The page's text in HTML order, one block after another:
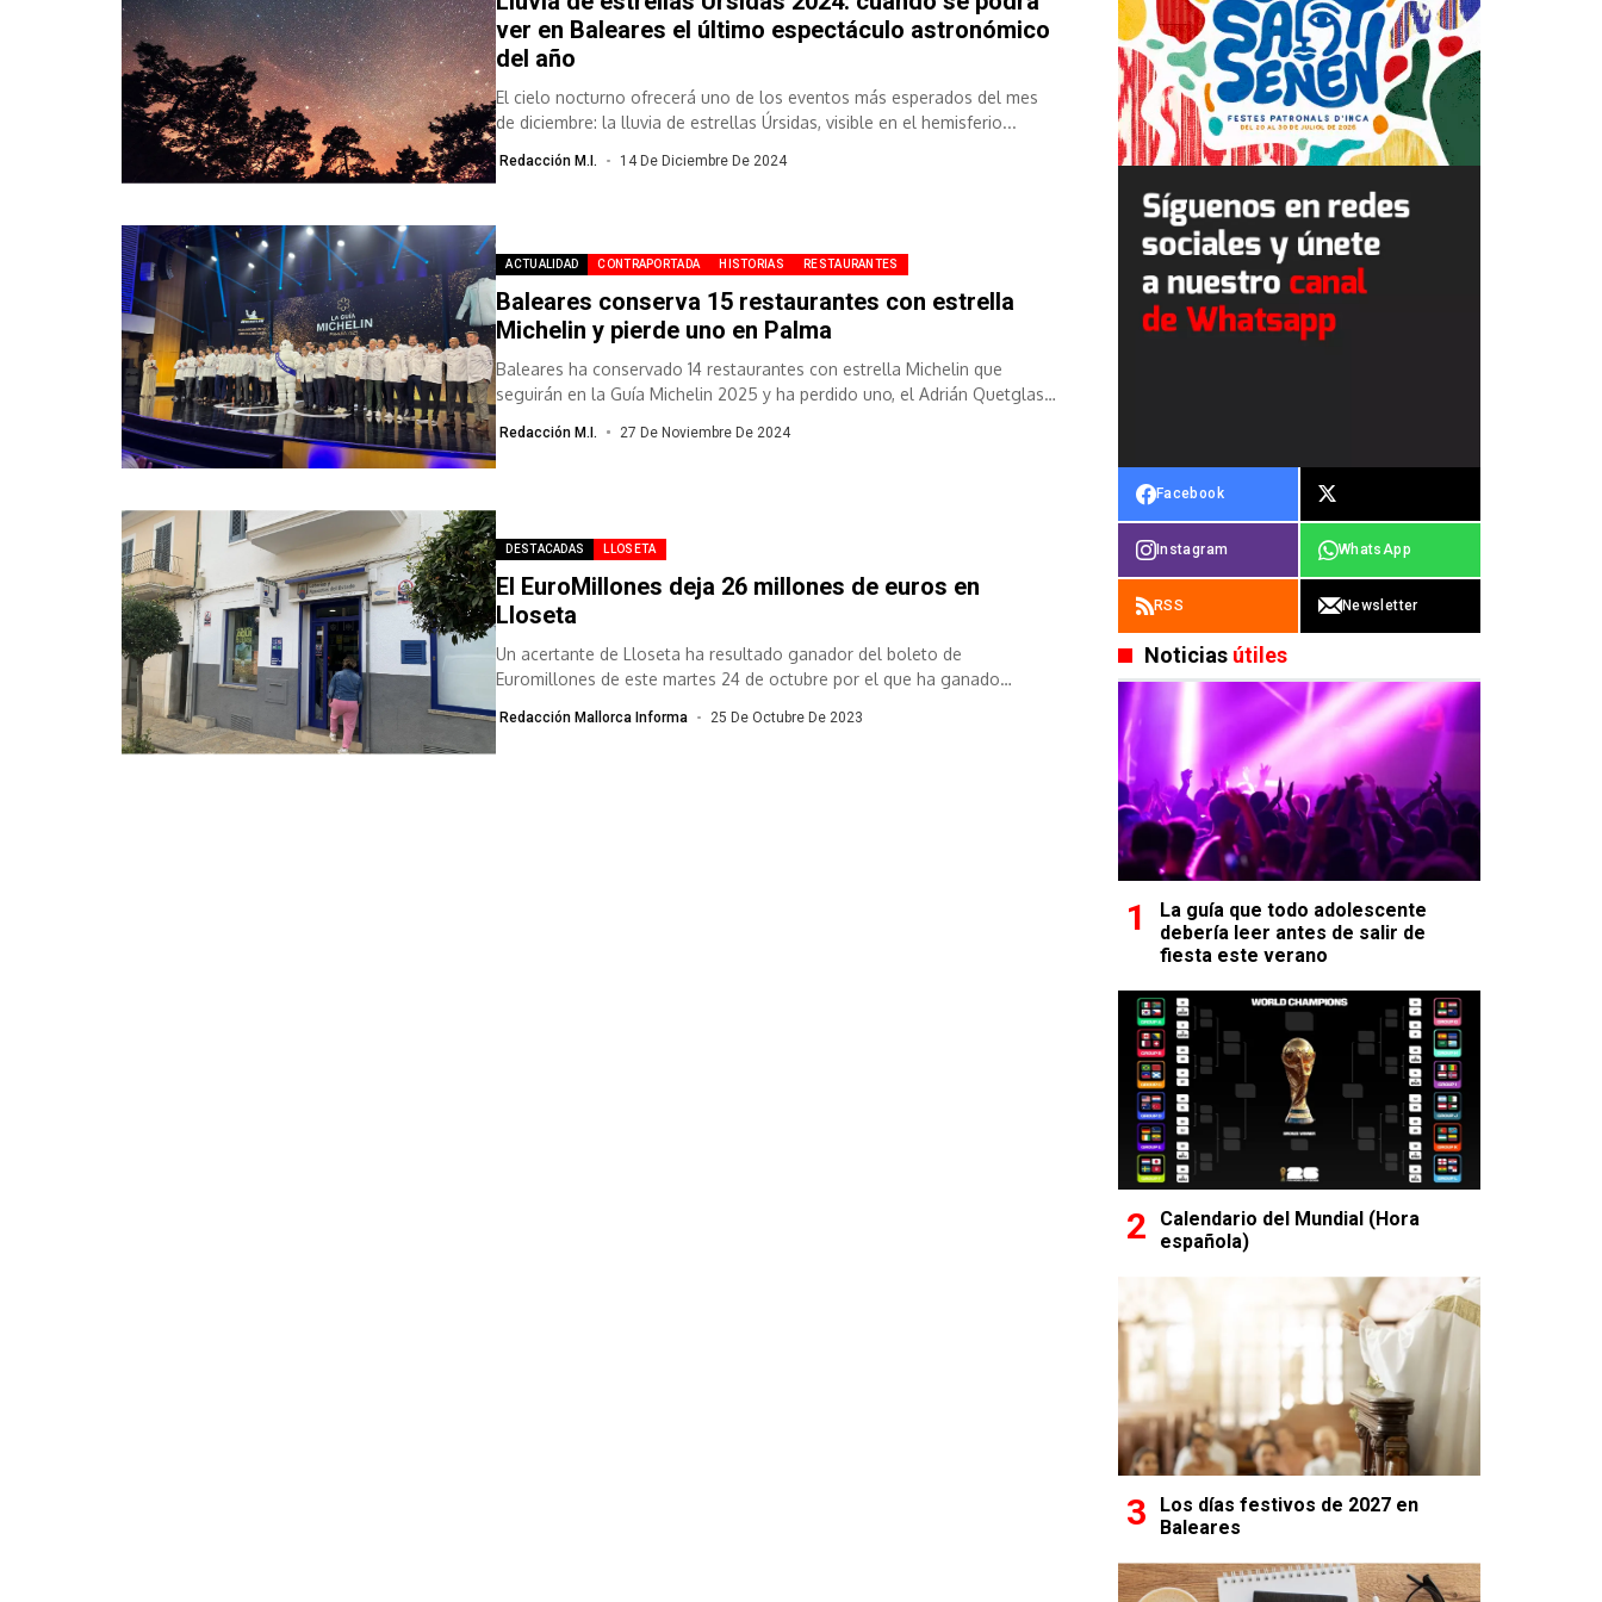
ver en Baleares el último espectáculo astronómico
del año
El cielo nocturno ofrecerá uno de los eventos más esperados del mes
de diciembre: la lluvia de estrellas Úrsidas, visible en el hemisferio...
Redacción M.I. 14 De Diciembre De 2024
ACTUALIDAD CONTRAPORTADA HISTORIAS RESTAURANTES
Baleares conserva 15 restaurantes con estrella
Michelin y pierde uno en Palma
Baleares ha conservado 14 restaurantes con estrella Michelin que
seguirán en la Guía Michelin 2025 y ha perdido uno, el Adrián Quetglas
Redacción M.I. 27 De Noviembre De 2024
DESTACADAS LLOSETA
El EuroMillones deja 26 millones de euros en
Lloseta
Un acertante de Lloseta ha resultado ganador del boleto de
Euromillones de este martes 24 de octubre por el que ha ganado
Redacción Mallorca Informa 25 De Octubre De 2023
Facebook
Instagram WhatsApp
RSS Newsletter
Noticias útiles
La guía que todo adolescente
debería leer antes de salir de
fiesta este verano
Calendario del Mundial (Hora
española)
Los días festivos de 2027 en
Baleares